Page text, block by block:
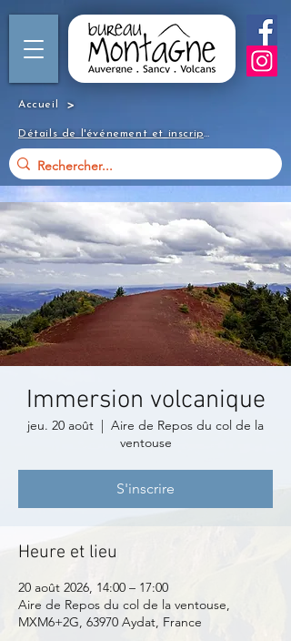
Accueil >
Détails de l'événement et inscription
Immersion volcanique
jeu. 20 août
  |
Aire de Repos du col de la
ventouse
S'inscrire
Heure et lieu
20 août 2026, 14:00 – 17:00
Aire de Repos du col de la ventouse,
MXM6+2G, 63970 Aydat, France